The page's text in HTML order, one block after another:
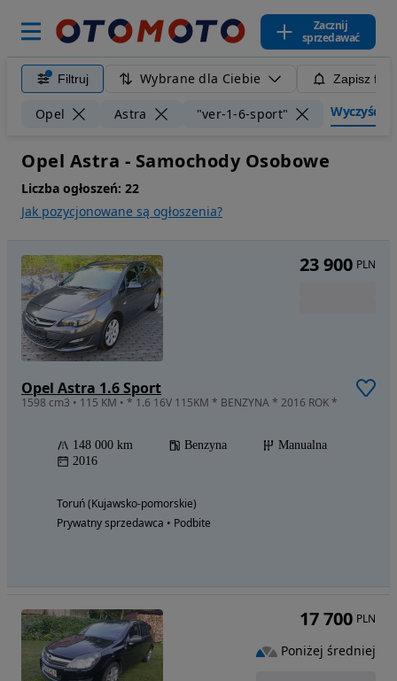
Zacznij
sprzedawać
Filtruj Wybrane dla Ciebie Zapisz
Opel Astra "ver-1-6-sport" Wyczyść
Opel Astra - Samochody Osobowe
Liczba ogłoszeń: 22
Jak pozycjonowane są ogłoszenia?
Opel Astra 1.6 Sport
1598 cm3 • 115 KM • * 1.6 16V 115KM * BENZYNA * 2016 ROK *
148 000 km Benzyna
Manualna
2016
Toruń (Kujawsko-pomorskie)
Prywatny sprzedawca • Podbite
23 900 PLN
17 700 PLN
Poniżej średniej